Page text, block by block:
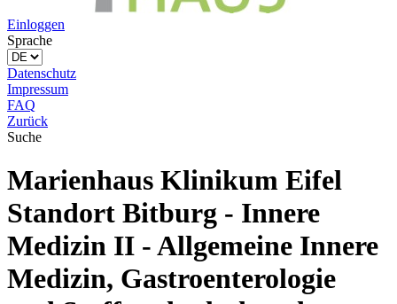
Einloggen
Sprache
Datenschutz
Impressum
FAQ
Zurück
Suche
Marienhaus Klinikum Eifel
Standort Bitburg - Innere
Medizin II - Allgemeine Innere
Medizin, Gastroenterologie